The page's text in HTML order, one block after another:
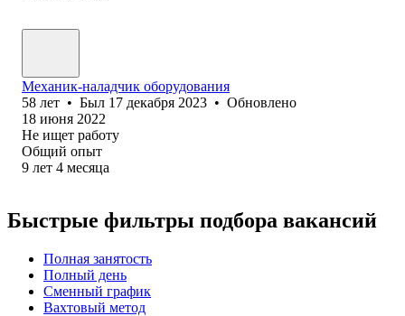
Механик-наладчик оборудования
58 лет • Был 17 декабря 2023 • Обновлено
18 июня 2022
Не ищет работу
Общий опыт
9 лет 4 месяца
Быстрые фильтры подбора вакансий
Полная занятость
Полный день
Сменный график
Вахтовый метод